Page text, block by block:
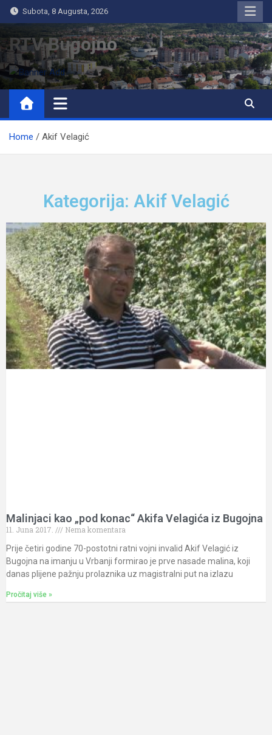
Subota, 8 Augusta, 2026
RTV Bugojno
Home Akif Velagić
Kategorija: Akif Velagić
Malinjaci kao „pod konac“ Akifa Velagića iz Bugojna
11. Juna 2017.
Nema komentara
Prije četiri godine 70-postotni ratni vojni invalid Akif Velagić iz
Bugojna na imanju u Vrbanji formirao je prve nasade malina, koji
danas plijene pažnju prolaznika uz magistralni put na izlazu
Pročitaj više »